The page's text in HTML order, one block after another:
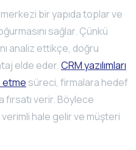
bir yapıda toplar ve
sağlar. Çünkü
analiz ettikçe, doğru
elde eder.CRM yazılımları
etme süreci, firmalara hedef
fırsatı verir. Böylece
hale gelir ve müşteri